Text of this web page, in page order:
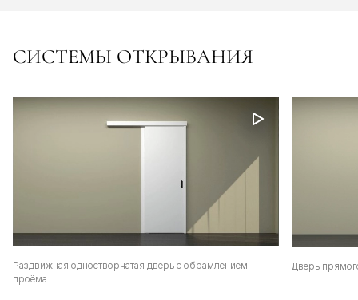
СИСТЕМЫ ОТКРЫВАНИЯ
Раздвижная одностворчатая дверь с обрамлением
проёма
Дверь